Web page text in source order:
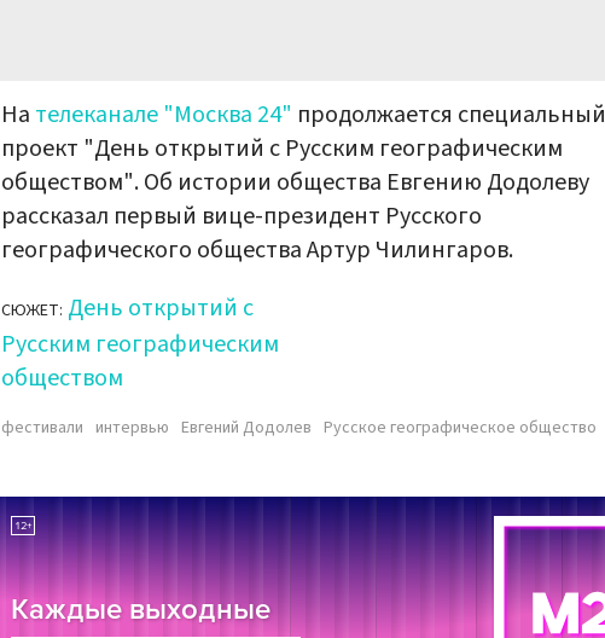
На телеканале "Москва 24" продолжается специальный
проект "День открытий с Русским географическим
обществом". Об истории общества Евгению Додолеву
рассказал первый вице-президент Русского
географического общества Артур Чилингаров.
СЮЖЕТ: День открытий с
Русским географическим
обществом
фестивали интервью Евгений Додолев Русское географическое общество